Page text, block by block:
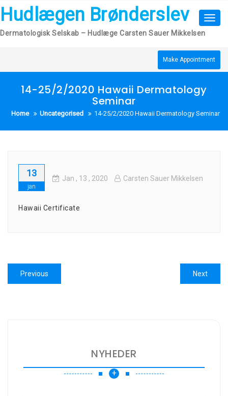
toHudlægen Brønderslev
Dermatologisk Selskab – Hudlæge Carsten Sauer Mikkelsen
Make Appointment
14-25/2/2020 Hawaii Dermatology
Seminar
Home Uncategorised 14-25/2/2020 Hawaii Dermatology Seminar
13
jan
Jan , 13 , 2020 Carsten Sauer Mikkelsen
Hawaii Certificate
Indlægsnavigation
Previous
post:
NextNext
post:
NYHEDER
+